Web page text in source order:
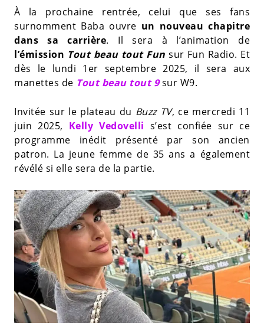
À la prochaine rentrée, celui que ses fans
surnomment Baba ouvre un nouveau chapitre
dans sa carrière. Il sera à l’animation de
l’émission Tout beau tout Fun sur Fun Radio. Et
dès le lundi 1er septembre 2025, il sera aux
manettes de Tout beau tout 9sur W9.
Invitée sur le plateau du Buzz TV, ce mercredi 11
juin 2025, Kelly Vedovelli s’est confiée sur ce
programme inédit présenté par son ancien
patron. La jeune femme de 35 ans a également
révélé si elle sera de la partie.